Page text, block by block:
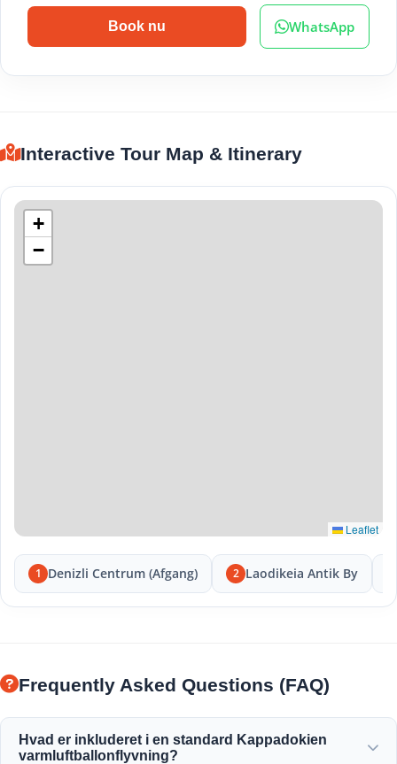
Book nu WhatsApp
Interactive Tour Map & Itinerary
+
−
Leaflet
1 Denizli Centrum (Afgang) 2 Laodikeia Antik By
Frequently Asked Questions (FAQ)
Hvad er inkluderet i en standard Kappadokien
varmluftballonflyvning?